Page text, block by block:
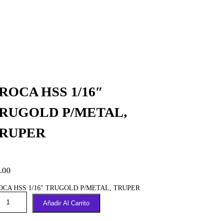
HSS 1/16″
P/METAL,
HSS 1/16″ TRUGOLD P/METAL, TRUPER
Añadir Al Carrito